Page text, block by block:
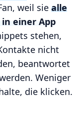
weil sie alle
einer App
stehen,
nicht
beantwortet
Weniger
die klicken.